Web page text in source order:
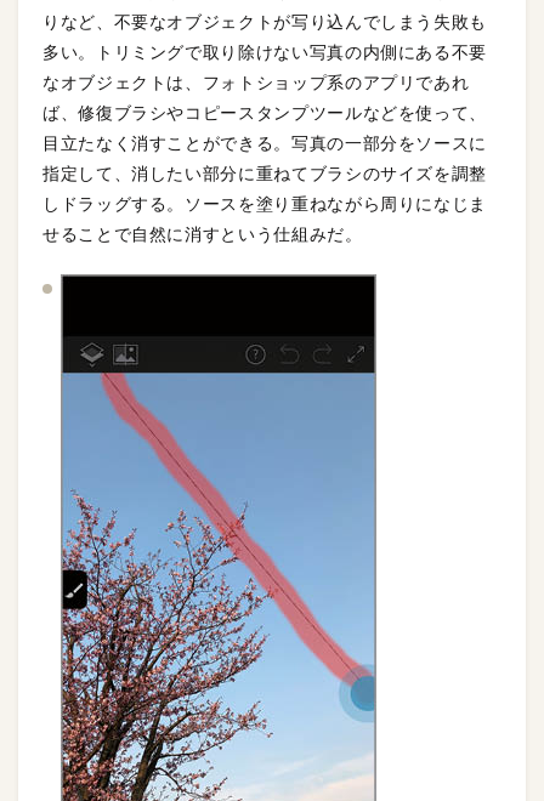
りなど、不要なオブジェクトが写り込んでしまう失敗も
多い。トリミングで取り除けない写真の内側にある不要
なオブジェクトは、フォトショップ系のアプリであれ
ば、修復ブラシやコピースタンプツールなどを使って、
目立たなく消すことができる。写真の一部分をソースに
指定して、消したい部分に重ねてブラシのサイズを調整
しドラッグする。ソースを塗り重ねながら周りになじま
せることで自然に消すという仕組みだ。